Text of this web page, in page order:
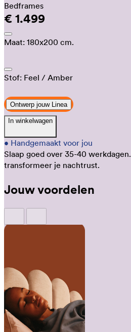
Bedframes
€ 1.499
Maat: 180x200 cm.
Stof: Feel / Amber
Ontwerp jouw Linea
In winkelwagen
• Handgemaakt voor jou
Slaap goed over 35-40 werkdagen.
transformeer je nachtrust.
Jouw voordelen